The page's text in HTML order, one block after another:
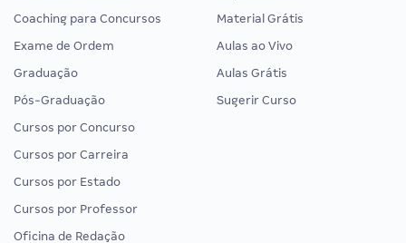
Coaching para Concursos
Exame de Ordem
Graduação
Pós-Graduação
Cursos por Concurso
Cursos por Carreira
Cursos por Estado
Cursos por Professor
Oficina de Redação
Material Grátis
Aulas ao Vivo
Aulas Grátis
Sugerir Curso